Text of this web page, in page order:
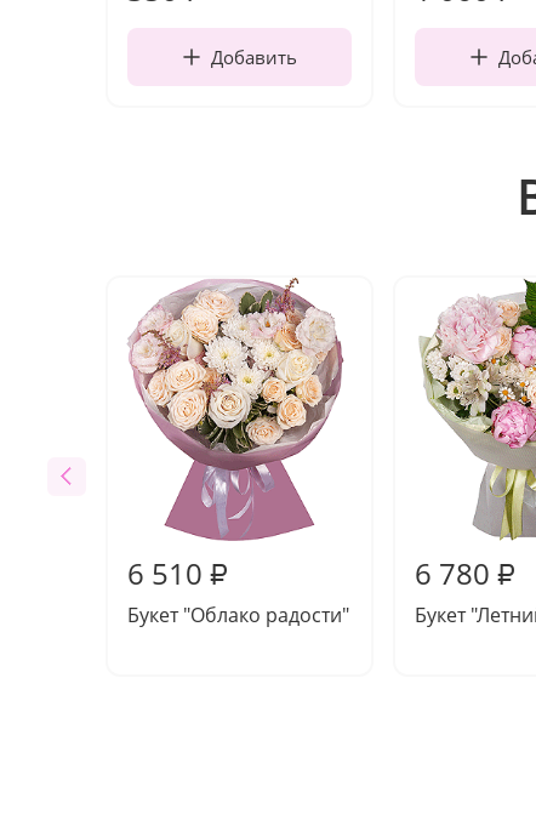
Добавить
6 510 ₽
Букет "Облако радости"
6 780 ₽
Букет